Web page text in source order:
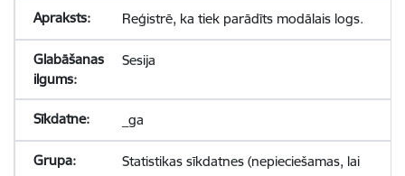
Reģistrē, ka tiek parādīts modālais logs.
Sesija
_ga
Statistikas sīkdatnes (nepieciešamas, lai